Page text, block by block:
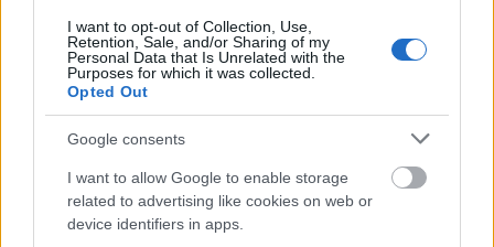
I want to opt-out of Collection, Use,
Retention, Sale, and/or Sharing of my
Personal Data that Is Unrelated with the
Purposes for which it was collected.
Opted Out
Google consents
I want to allow Google to enable storage
related to advertising like cookies on web or
device identifiers in apps.
Kis magyar LEGO arcképcsarnok (6.):
börtönlakók
2012. május 24.